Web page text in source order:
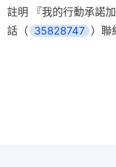
註明 『我的行動承諾
話（ 35828747 ）聯